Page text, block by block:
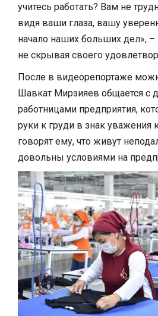
учитесь работать? Вам не
видя ваши глаза, вашу
начало наших больших дел», –
не скрывая своего
После в видеорепортаже
Шавкат Мирзияев общается с
работницами предприятия,
руки к груди в знак уважения
говорят ему, что живут
довольны условиями на